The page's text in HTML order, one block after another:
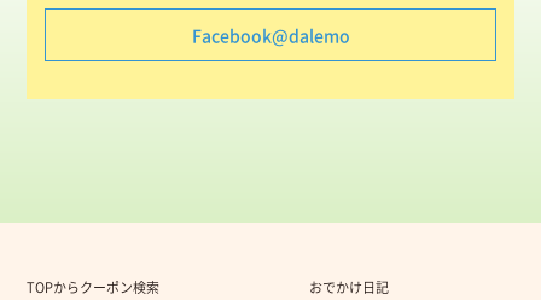
Facebook@dalemo
TOPからクーポン検索
おでかけ日記